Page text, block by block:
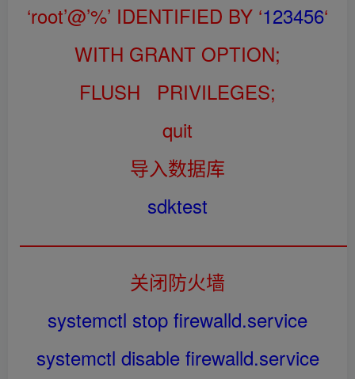
‘root’@’%’ IDENTIFIED BY ‘123456‘
WITH GRANT OPTION;
FLUSH PRIVILEGES;
quit
导入数据库
sdktest
关闭防火墙
systemctl stop firewalld.service
systemctl disable firewalld.service